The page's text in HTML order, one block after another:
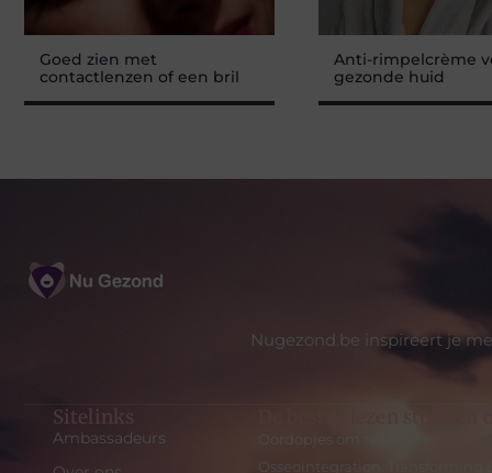
Goed zien met
contactlenzen of een bril
Anti-rimpelcrème
gezonde huid
Nugezond.be inspireert je
Sitelinks
Ambassadeurs
Oordopjes om te slapen
Osseointegration: Transforming